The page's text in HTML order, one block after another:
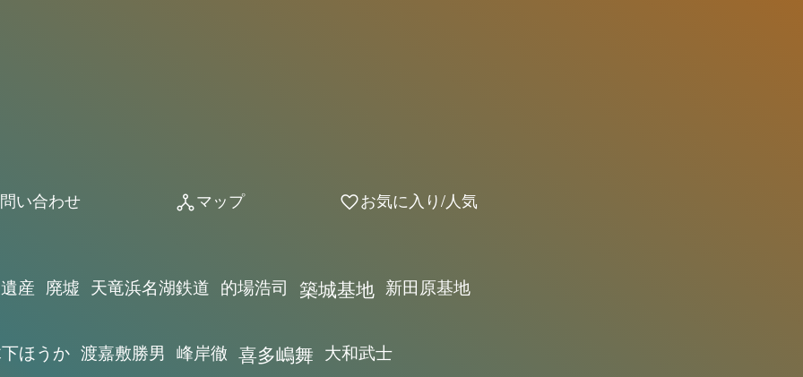
問い合わせ network_nodeマップ favoriteお気に入り/人気
産 廃墟 天竜浜名湖鉄道 的場浩司 築城基地 新田原基地
ほうか 渡嘉敷勝男 峰岸徹 喜多嶋舞 大和武士